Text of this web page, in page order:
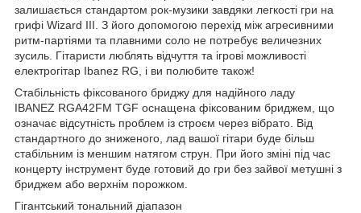
залишається стандартом рок-музики завдяки легкості гри на
грифі Wizard III. З його допомогою перехід між агресивними
ритм-партіями та плавними соло не потребує величезних
зусиль. Гітаристи люблять відчуття та ігрові можливості
електрогітар Ibanez RG, і ви полюбите також!
Стабільність фіксованого бриджу для надійного ладу
IBANEZ RGA42FM TGF оснащена фіксованим бриджем, що
означає відсутність проблем із строєм через вібрато. Від
стандартного до зниженого, лад вашої гітари буде більш
стабільним із меншим натягом струн. При його зміні під час
концерту інструмент буде готовий до гри без зайвої метушні з
бриджем або верхнім порожком.
Гігантський тональний діапазон